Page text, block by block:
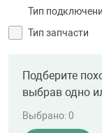
Тип
Тип запчасти
Подберите
выбрав одно
Выбрано:0